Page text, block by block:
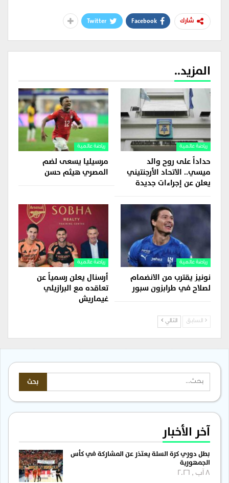
شارك Facebook
Twitter
المزيد..
رياضة عالمية
حداداً على روح والد
ميسي.. الاتحاد الأرجنتيني
يعلن عن إجراءات جديدة
رياضة عالمية
مرسيليا يسعى لضم
المصري هيثم حسن
رياضة عالمية
نونيز يقترب من الانضمام
لصلاح في طرابزون سبور
رياضة عالمية
أرسنال يعلن رسمياً عن
تعاقده مع البرازيلي
غيماريش
السابق التالي
آخر الأخبار
بطل دوري كرة السلة يعتذر عن المشاركة في كأس
الجمهورية